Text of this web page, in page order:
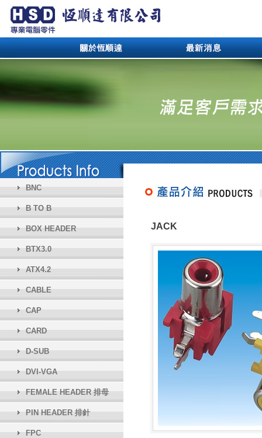
BNC
B TO B
BOX HEADER
BTX3.0
ATX4.2
CABLE
CAP
CARD
D-SUB
DVI-VGA
FEMALE HEADER 排母
PIN HEADER 排針
FPC
JACK